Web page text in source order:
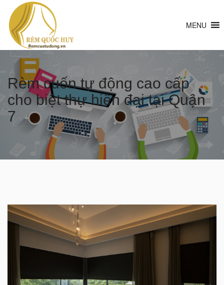
MENU
Rèm cuốn tự động cao cấp
cho biệt thự hiện đại tại Quận
7